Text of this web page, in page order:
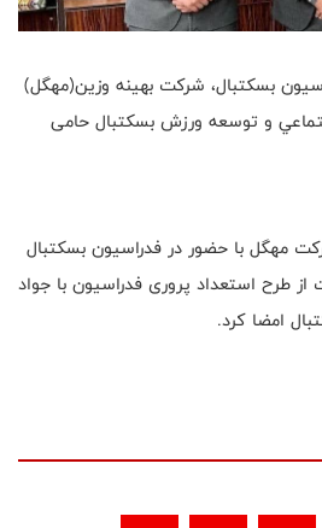
بسکتبال، شركت بهینه وزین(مهگل)
و توسعه ورزش بسکتبال حامی
مهگل با حضور در فدراسیون بسکتبال
طرح استعداد پروری فدراسیون با جواد
امضا کرد.